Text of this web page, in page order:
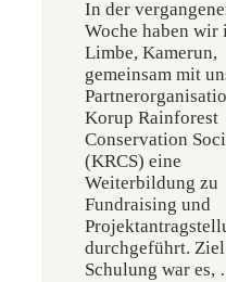
In der
Woche haben wir
Limbe, Kamerun,
gemeinsam mit
Korup Rainforest
Conservation
(KRCS) eine
Weiterbildung zu
Fundraising und
durchgeführt.
Schulung war es,